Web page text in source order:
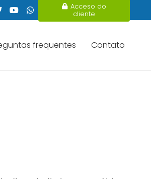
Acceso do
cliente
frequentes Contato